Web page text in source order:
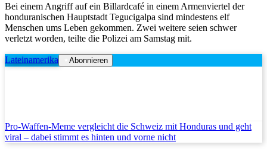
Bei einem Angriff auf ein Billardcafé in einem Armenviertel der
honduranischen Hauptstadt Tegucigalpa sind mindestens elf
Menschen ums Leben gekommen. Zwei weitere seien schwer
verletzt worden, teilte die Polizei am Samstag mit.
Lateinamerika Abonnieren
Pro-Waffen-Meme vergleicht die Schweiz mit Honduras und geht
viral – dabei stimmt es hinten und vorne nicht